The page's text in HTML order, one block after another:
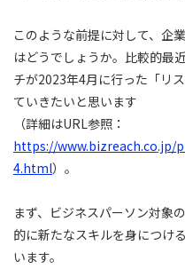
このような前提に対して、企
はどうでしょうか。比較的最
チが2023年4月に行った「リ
ていきたいと思います
（詳細はURL参照：
https://www.bizreach.co.jp/
4.html）。
まず、ビジネスパーソン対象
的に新たなスキルを身につけ
います。